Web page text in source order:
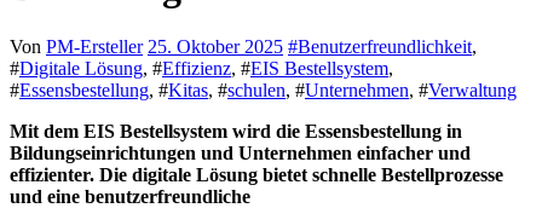
Von PM-Ersteller 25. Oktober 2025 #Benutzerfreundlichkeit,
#Digitale Lösung, #Effizienz, #EIS Bestellsystem,
#Essensbestellung, #Kitas, #schulen, #Unternehmen, #Verwaltung
Mit dem EIS Bestellsystem wird die Essensbestellung in
Bildungseinrichtungen und Unternehmen einfacher und
effizienter. Die digitale Lösung bietet schnelle Bestellprozesse
und eine benutzerfreundliche